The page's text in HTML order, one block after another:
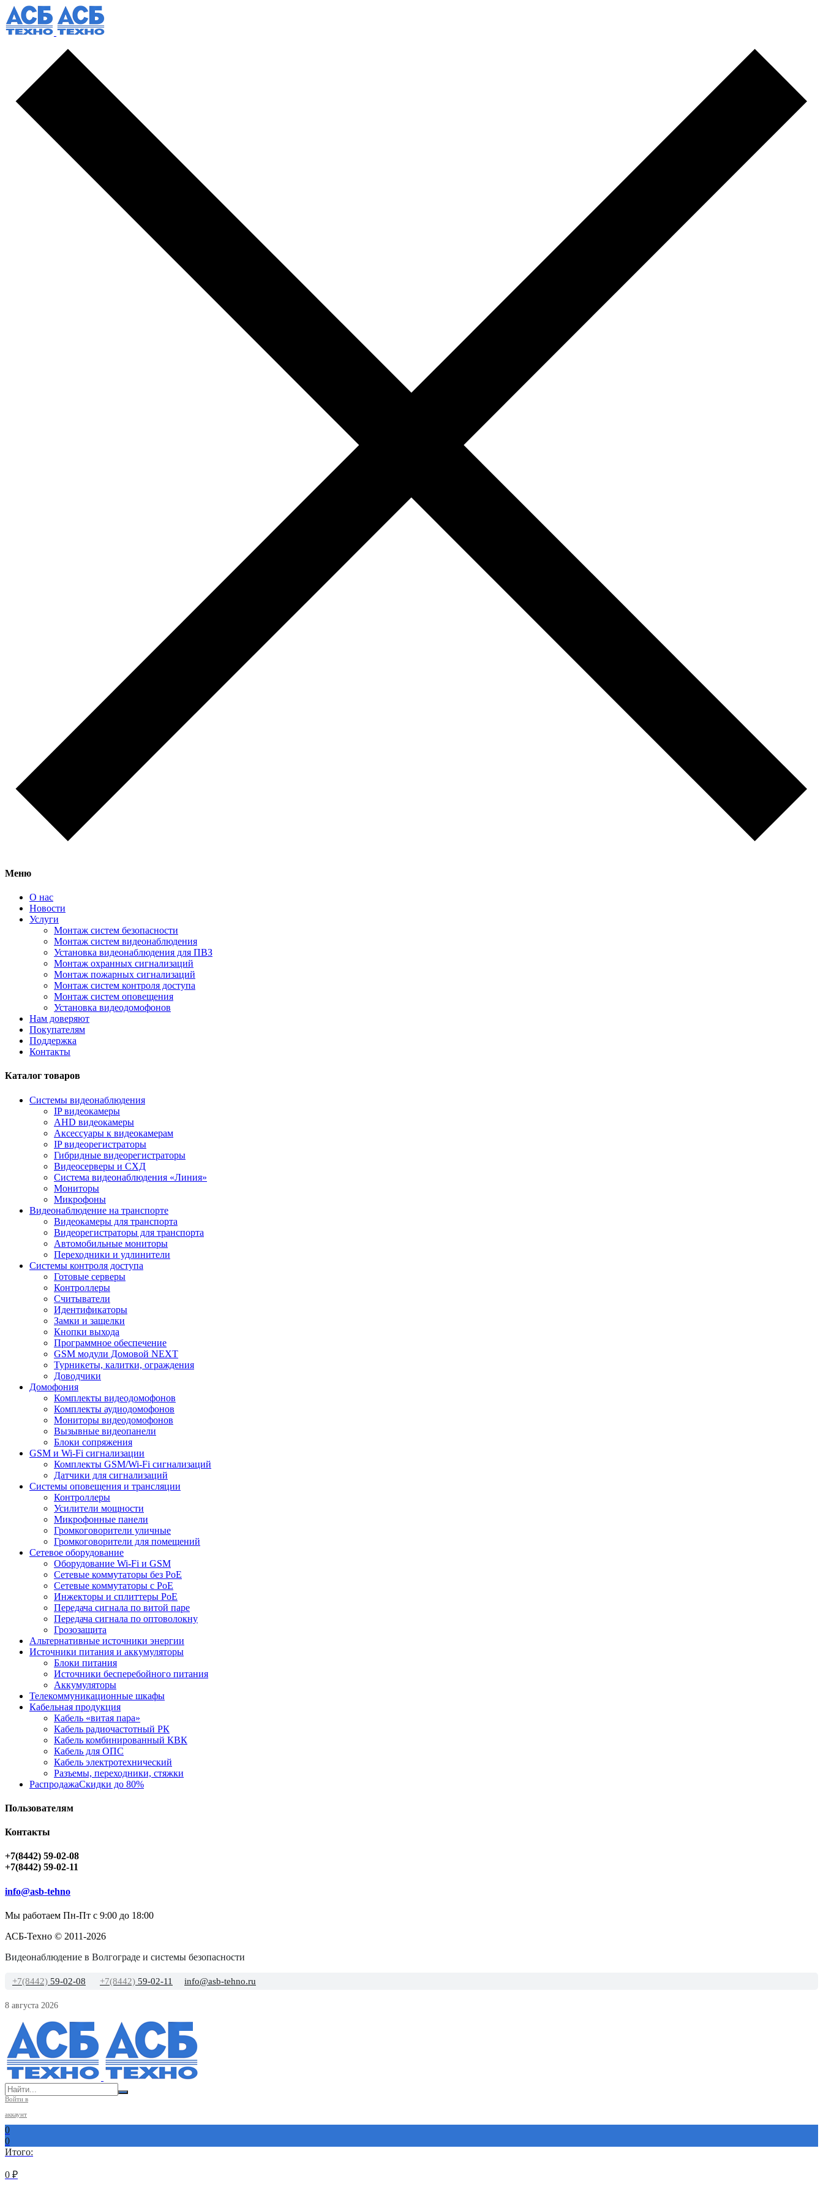
Меню
О нас
Новости
Услуги
Монтаж систем безопасности
Монтаж систем видеонаблюдения
Установка видеонаблюдения для ПВЗ
Монтаж охранных сигнализаций
Монтаж пожарных сигнализаций
Монтаж систем контроля доступа
Монтаж систем оповещения
Установка видеодомофонов
Нам доверяют
Покупателям
Поддержка
Контакты
Каталог товаров
Системы видеонаблюдения
IP видеокамеры
AHD видеокамеры
Аксессуары к видеокамерам
IP видеорегистраторы
Гибридные видеорегистраторы
Видеосерверы и СХД
Система видеонаблюдения «Линия»
Мониторы
Микрофоны
Видеонаблюдение на транспорте
Видеокамеры для транспорта
Видеорегистраторы для транспорта
Автомобильные мониторы
Переходники и удлинители
Системы контроля доступа
Готовые серверы
Контроллеры
Считыватели
Идентификаторы
Замки и защелки
Кнопки выхода
Программное обеспечение
GSM модули Домовой NEXT
Турникеты, калитки, ограждения
Доводчики
Домофония
Комплекты видеодомофонов
Комплекты аудиодомофонов
Мониторы видеодомофонов
Вызывные видеопанели
Блоки сопряжения
GSM и Wi-Fi сигнализации
Комплекты GSM/Wi-Fi сигнализаций
Датчики для сигнализаций
Системы оповещения и трансляции
Контроллеры
Усилители мощности
Микрофонные панели
Громкоговорители уличные
Громкоговорители для помещений
Сетевое оборудование
Оборудование Wi-Fi и GSM
Сетевые коммутаторы без PoE
Сетевые коммутаторы с PoE
Инжекторы и сплиттеры PoE
Передача сигнала по витой паре
Передача сигнала по оптоволокну
Грозозащита
Альтернативные источники энергии
Источники питания и аккумуляторы
Блоки питания
Источники бесперебойного питания
Аккумуляторы
Телекоммуникационные шкафы
Кабельная продукция
Кабель «витая пара»
Кабель радиочастотный РК
Кабель комбинированный КВК
Кабель для ОПС
Кабель электротехнический
Разъемы, переходники, стяжки
РаспродажаСкидки до 80%
Пользователям
Контакты
+7(8442) 59-02-08
+7(8442) 59-02-11
info@asb-tehno
Мы работаем Пн-Пт с 9:00 до 18:00
АСБ-Техно © 2011-2026
Видеонаблюдение в Волгограде и системы безопасности
+7(8442) 59-02-08 +7(8442) 59-02-11 info@asb-tehno.ru
8 августа 2026
Войти в
аккаунт
0
0
Итого:
0 ₽